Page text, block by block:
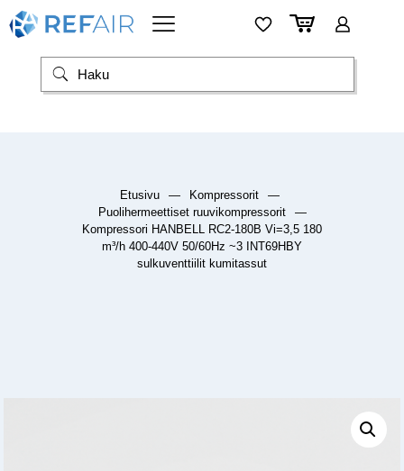
Etusivu — Kompressorit
—
Puolihermeettiset ruuvikompressorit
—
Kompressori HANBELL RC2-180B Vi=3,5 180
m³/h 400-440V 50/60Hz ~3 INT69HBY
sulkuventtiilit kumitassut